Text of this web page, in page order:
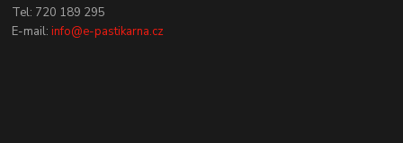
Tel: 720 189 295
E-mail:info@e-pastikarna.cz